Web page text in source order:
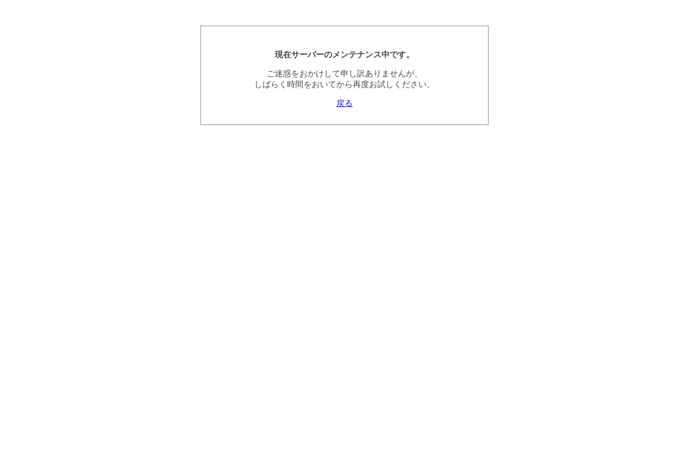
現在サーバーのメンテナンス中です。
ご迷惑をおかけして申し訳ありませんが、
しばらく時間をおいてから再度お試しください。
戻る